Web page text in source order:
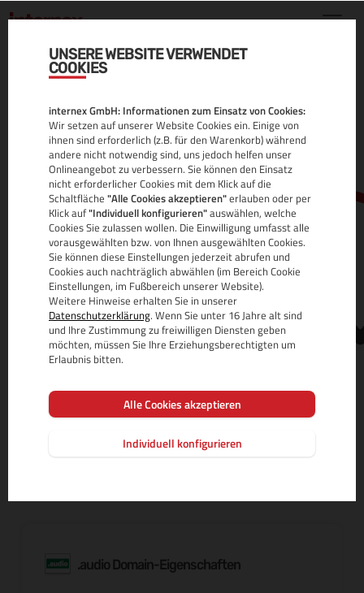
UNSERE WEBSITE VERWENDET
COOKIES
internex GmbH: Informationen zum Einsatz von Cookies:
Wir setzen auf unserer Website Cookies ein. Einige von
ihnen sind erforderlich (z.B. für den Warenkorb) während
andere nicht notwendig sind, uns jedoch helfen unser
Onlineangebot zu verbessern. Sie können den Einsatz
nicht erforderlicher Cookies mit dem Klick auf die
Schaltfläche "Alle Cookies akzeptieren"erlauben oder per
Klick auf"Individuell konfigurieren"auswählen, welche
Cookies Sie zulassen wollen. Die Einwilligung umfasst alle
vorausgewählten bzw. von Ihnen ausgewählten Cookies.
Sie können diese Einstellungen jederzeit abrufen und
Cookies auch nachträglich abwählen (im Bereich Cookie
Einstellungen, im Fußbereich unserer Website).
Weitere Hinweise erhalten Sie in unserer
Datenschutzerklärung. Wenn Sie unter 16 Jahre alt sind
und Ihre Zustimmung zu freiwilligen Diensten geben
möchten, müssen Sie Ihre Erziehungsberechtigten um
Erlaubnis bitten.
Alle Cookies akzeptieren
Individuell konfigurieren
.AUDIO DOMAIN
ALLE INFOS
MEHR INFOS ZUR DOMAIN-ENDUNG
.audio Domain-Eigenschaften